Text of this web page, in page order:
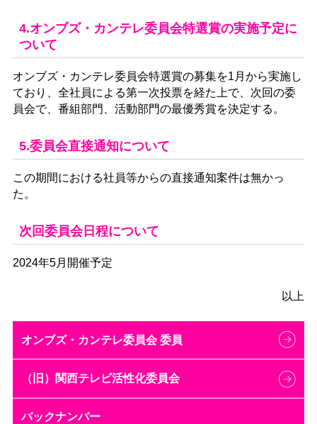
4.オンブズ・カンテレ委員会特選賞の実施予定に
ついて
オンブズ・カンテレ委員会特選賞の募集を1月から実施し
ており、全社員による第一次投票を経た上で、次回の委
員会で、番組部門、活動部門の最優秀賞を決定する。
5.委員会直接通知について
この期間における社員等からの直接通知案件は無かっ
た。
次回委員会日程について
2024年5月開催予定
以上
オンブズ・カンテレ委員会 委員
（旧）関西テレビ活性化委員会
バックナンバー